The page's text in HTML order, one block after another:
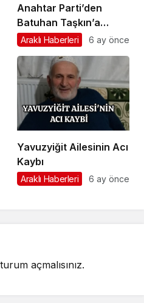
Anahtar Parti’den
Batuhan Taşkın’a
Önemli Görev
Araklı Haberleri 6 ay önce
Yavuzyiğit Ailesinin Acı
Kaybı
Araklı Haberleri 6 ay önce
açmalısınız.